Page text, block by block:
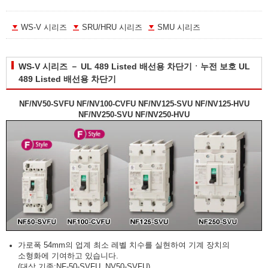
WS-V 시리즈 SRU/HRU 시리즈 SMU 시리즈
WS-V 시리즈 － UL 489 Listed 배선용 차단기ㆍ누전 보호 UL
489 Listed 배선용 차단기
NF/NV50-SVFU NF/NV100-CVFU NF/NV125-SVU NF/NV125-HVU
NF/NV250-SVU NF/NV250-HVU
가로폭 54mm의 업계 최소 레벨 치수를 실현하여 기계 장치의
소형화에 기여하고 있습니다.